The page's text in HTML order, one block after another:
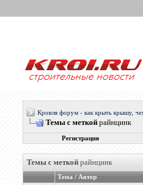
Кровля форум - как крыть крышу,
Темы с меткойрайнцинк
Регистрация
Темы с меткойрайнцинк
Тема / Автор